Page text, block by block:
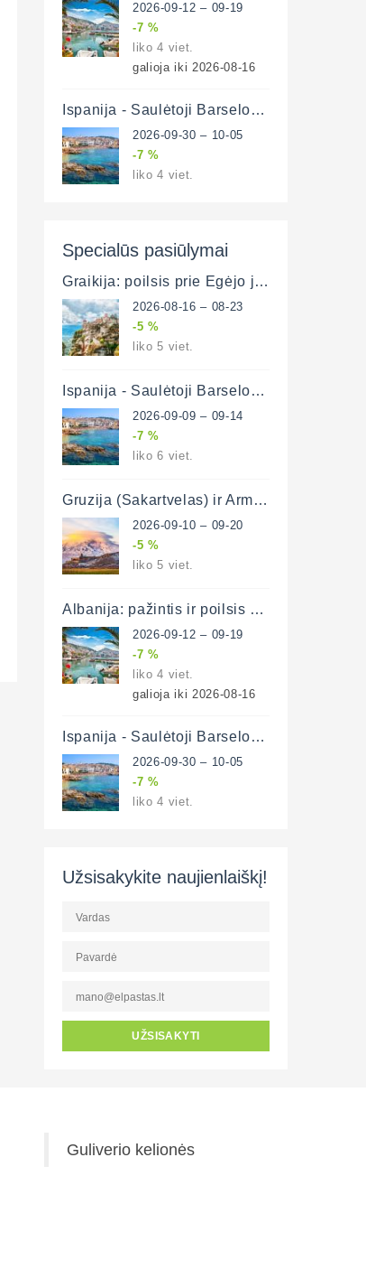
2026-09-12 – 09-19
-7 %
liko 4 viet.
galioja iki 2026-08-16
Ispanija - Saulėtoji Barselona ir poilsis prie Viduržemio jūros 6 d. (lėktuvu)
2026-09-30 – 10-05
-7 %
liko 4 viet.
Specialūs pasiūlymai
Graikija: poilsis prie Egėjo jūros ir plati pažintinė programa (lėktuvu)
2026-08-16 – 08-23
-5 %
liko 5 viet.
Ispanija - Saulėtoji Barselona ir poilsis prie Viduržemio jūros 6 d. (lėktuvu)
2026-09-09 – 09-14
-7 %
liko 6 viet.
Gruzija (Sakartvelas) ir Armėnija su poilsiu Batumyje 11 d. (lėktuvu)
2026-09-10 – 09-20
-5 %
liko 5 viet.
Albanija: pažintis ir poilsis prie Adrijos ir Jonijos jūrų 8 d. (lėktuvu)
2026-09-12 – 09-19
-7 %
liko 4 viet.
galioja iki 2026-08-16
Ispanija - Saulėtoji Barselona ir poilsis prie Viduržemio jūros 6 d. (lėktuvu)
2026-09-30 – 10-05
-7 %
liko 4 viet.
Užsisakykite naujienlaiškį!
UŽSISAKYTI
Guliverio kelionės